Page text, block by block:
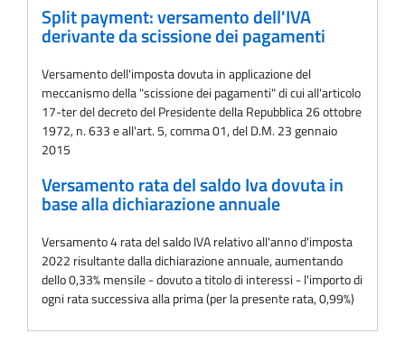
Split payment: versamento dell'IVA
derivante da scissione dei pagamenti
Versamento dell'imposta dovuta in applicazione del
meccanismo della "scissione dei pagamenti" di cui all'articolo
17-ter del decreto del Presidente della Repubblica 26 ottobre
1972, n. 633 e all'art. 5, comma 01, del D.M. 23 gennaio
2015
Versamento rata del saldo Iva dovuta in
base alla dichiarazione annuale
Versamento 4 rata del saldo IVA relativo all'anno d'imposta
2022 risultante dalla dichiarazione annuale, aumentando
dello 0,33% mensile - dovuto a titolo di interessi - l'importo di
ogni rata successiva alla prima (per la presente rata, 0,99%)